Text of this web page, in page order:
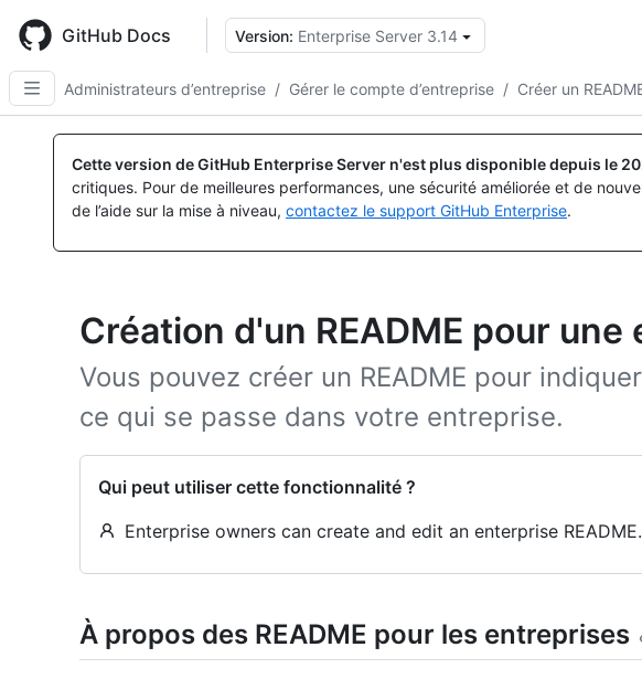
main
content
GitHub Docs Version: Enterprise Server 3.14
Administrateurs d’entreprise / Gérer le compte d’entreprise / Créer un
Cette version de GitHub Enterprise Server n'est plus disponible depuis le
critiques. Pour de meilleures performances, une sécurité améliorée et de
de l’aide sur la mise à niveau, contactez le support GitHub Enterprise.
Création d'un README pour
Vous pouvez créer un README pour
ce qui se passe dans votre entreprise.
Qui peut utiliser cette fonctionnalité ?
Enterprise owners can create and edit an enterprise README.
À propos des README pour les entreprises